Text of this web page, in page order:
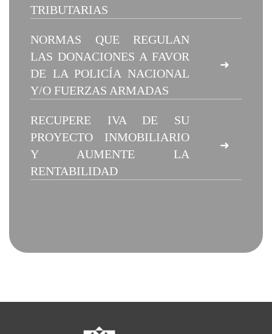
TRIBUTARIAS
NORMAS QUE REGULAN
LAS DONACIONES A FAVOR
DE LA POLICÍA NACIONAL
Y/O FUERZAS ARMADAS
➜
RECUPERE IVA DE SU
PROYECTO INMOBILIARIO
Y AUMENTE LA
RENTABILIDAD
➜